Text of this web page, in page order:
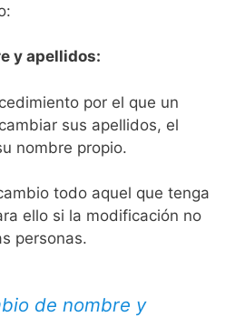
y apellidos:
por el que un
sus apellidos, el
nombre propio.
todo aquel que tenga
ello si la modificación no
personas.
de nombre y